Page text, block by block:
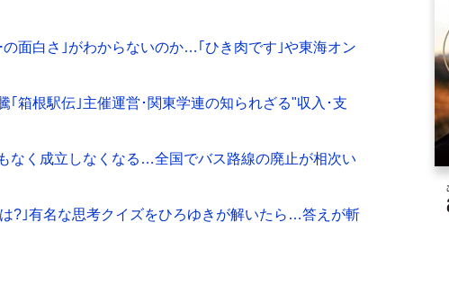
面白さ｣がわからないのか…｢ひき肉です｣や東海オン
箱根駅伝｣主催運営･関東学連の知られざる"収入･支
なく成立しなくなる…全国でバス路線の廃止が相次い
?｣有名な思考クイズをひろゆきが解いたら…答えが斬